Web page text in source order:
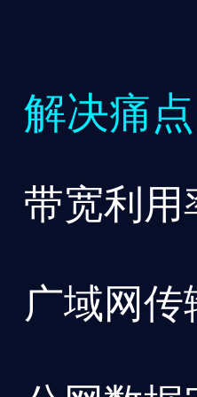
解决痛点
带宽利用
广域网